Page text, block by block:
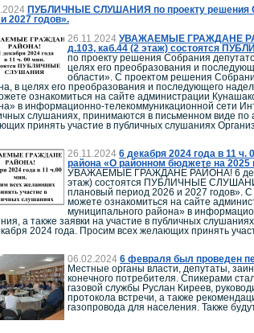
ПУБЛИЧНЫЕ СЛУШАНИЯ по проекту решения
2027 годов».
26.11.2024 УВАЖАЕМЫЕ ГРАЖДАНЕ
д.103, каб.44 (2 этаж) состоятся
по проекту решения Собрания
целях его преобразования и
области». С проектом решения
в целях его преобразования и последующего
ознакомиться на сайте администрации
в информационно-телекоммуникационной сети
слушаниях, принимаются в письменном виде по
принять участие в публичных слушаниях
26.11.2024 6 декабря 2024 года в 11
района «О районном бюджете на 2025
УВАЖАЕМЫЕ ГРАЖДАНЕ РАЙОНА! 6
этаж) состоятся ПУБЛИЧНЫЕ
плановый период 2026 и 2027 годов».
можете ознакомиться на сайте
муниципального района» в
а также заявки на участие в публичных
2024 года. Просим всех желающих принять
06.02.2024 6 февраля был проведен
Местные органы власти, депутаты,
конечного потребителя. Спикерами
газовой службы Руслан Киреев,
протокола встречи, а также
газопровода для населения. Также